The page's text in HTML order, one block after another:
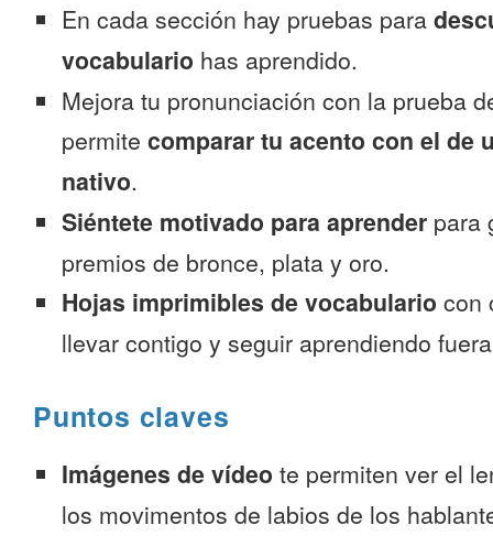
En cada sección hay pruebas para
vocabulario has aprendido.
Mejora tu pronunciación con la prueba
permite comparar tu acento con el de
nativo.
Siéntete motivado para aprender para
premios de bronce, plata y oro.
Hojas imprimibles de vocabulario con
llevar contigo y seguir aprendiendo
Puntos claves
Imágenes de vídeo te permiten ver el
los movimentos de labios de los